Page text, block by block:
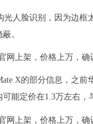
光人脸识别，因为边
。
X的部分信息，之
能定价在1.3万左右，